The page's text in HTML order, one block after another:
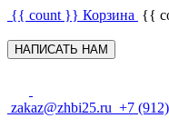
{{ count }} Корзина {{
НАПИСАТЬ НАМ
zakaz@zhbi25.ru +7